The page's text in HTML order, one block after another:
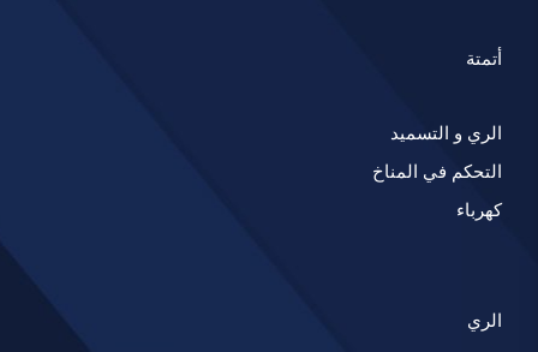
أتمتة
الري و التسميد
التحكم في المناخ
كهرباء
الري